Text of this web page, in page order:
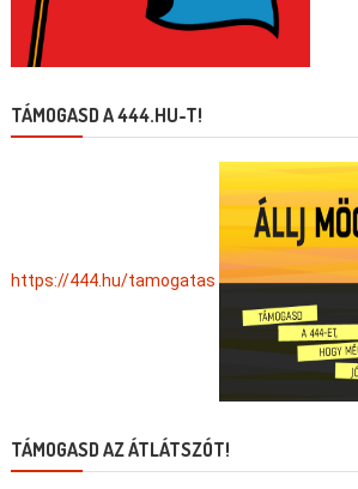
TÁMOGASD A 444.HU-T!
https://444.hu/tamogatas
TÁMOGASD AZ ÁTLÁTSZÓT!